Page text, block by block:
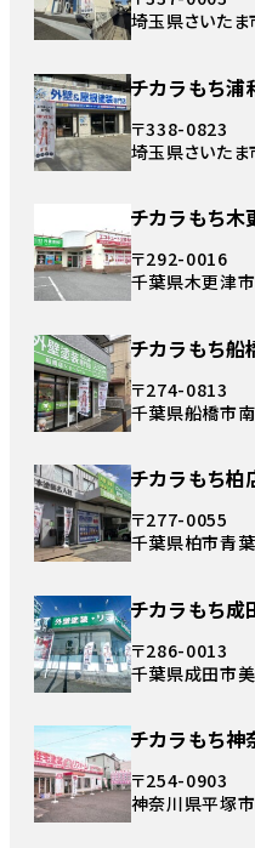
埼玉県さいた
チカラもち浦
〒338-0823
埼玉県さいた
チカラもち木
〒292-0016
千葉県木更津
チカラもち船
〒274-0813
千葉県船橋市
チカラもち柏
〒277-0055
千葉県柏市青
チカラもち成
〒286-0013
千葉県成田市
チカラもち神
〒254-0903
神奈川県平塚